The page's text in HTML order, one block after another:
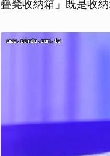
疊凳收納箱」既是收